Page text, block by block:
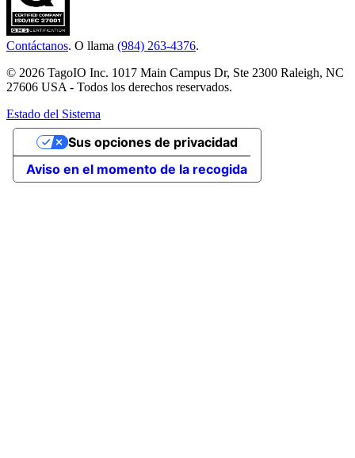
Contáctanos. O llama (984) 263-4376.
© 2026 TagoIO Inc. 1017 Main Campus Dr, Ste 2300 Raleigh, NC
27606 USA - Todos los derechos reservados.
Estado del Sistema
Aviso en el momento de la recogida
Sus opciones de privacidad